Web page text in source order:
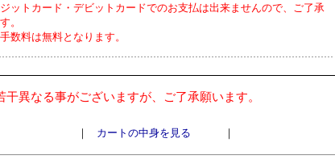
ットカード・デビットカードでのお支払は出来ませんので、ご了承
。
数料は無料となります。
異なる事がございますが、ご了承願います。
｜ カートの中身を見る ｜